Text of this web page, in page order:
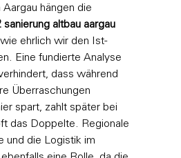
hängen die
altbau aargau
ehrlich wir den Ist-
Eine fundierte Analyse
dass während
Überraschungen
spart, zahlt später bei
das Doppelte. Regionale
und die Logistik im